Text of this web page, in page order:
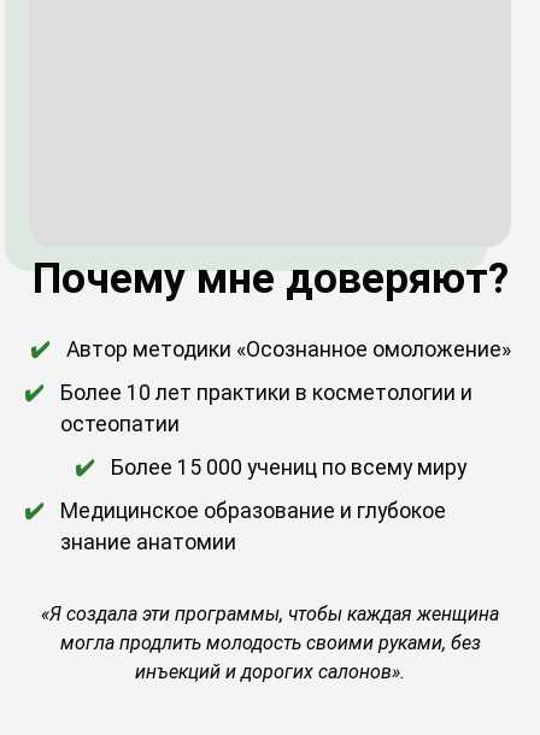
Почему мне доверяют?
Автор методики «Осознанное омоложение»
Более 10 лет практики в косметологии и
остеопатии
Более 15 000 учениц по всему миру
Медицинское образование и глубокое
знание анатомии
«Я создала эти программы, чтобы каждая женщина
могла продлить молодость своими руками, без
инъекций и дорогих салонов».